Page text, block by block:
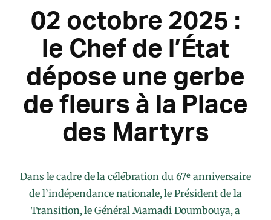
02 octobre 2025 :
le Chef de l’État
dépose une gerbe
de fleurs à la Place
des Martyrs
Dans le cadre de la célébration du 67ᵉ anniversaire
de l’indépendance nationale, le Président de la
Transition, le Général Mamadi Doumbouya, a